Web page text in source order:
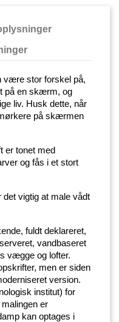
stor forskel på,
på en skærm, og
liv. Husk dette, når
på skærmen
er tonet med
og fås i et stort
vigtig at male vådt
fuldt deklareret,
vandbaseret
vægge og lofter.
men er siden
version.
institut) for
er
kan optages i